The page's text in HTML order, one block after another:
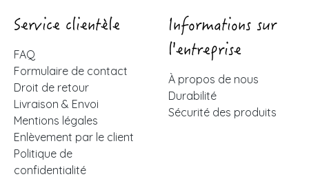
Service clientèle
FAQ
Formulaire de contact
Droit de retour
Livraison & Envoi
Mentions légales
Enlèvement par le client
Politique de
confidentialité
Informations sur
l'entreprise
À propos de nous
Durabilité
Sécurité des produits